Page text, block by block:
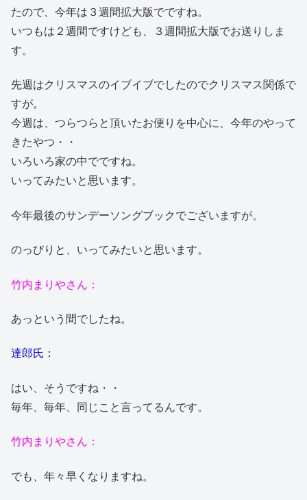
たので、今年は３週間拡大版でですね。
いつもは２週間ですけども、３週間拡大版でお送りしま
す。
先週はクリスマスのイブイブでしたのでクリスマス関係で
すが。
今週は、つらつらと頂いたお便りを中心に、今年のやって
きたやつ・・
いろいろ家の中でですね。
いってみたいと思います。
今年最後のサンデーソングブックでございますが。
のっびりと、いってみたいと思います。
竹内まりやさん：
あっという間でしたね。
達郎氏：
はい、そうですね・・
毎年、毎年、同じこと言ってるんです。
竹内まりやさん：
でも、年々早くなりますね。